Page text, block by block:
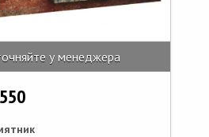
у менеджера